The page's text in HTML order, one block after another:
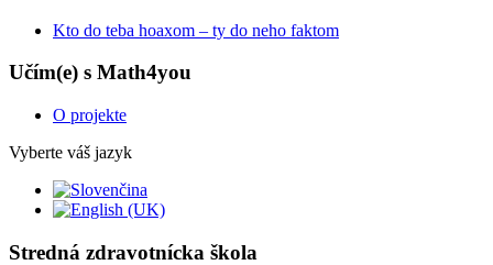
Kto do teba hoaxom – ty do neho faktom
Učím(e) s Math4you
O projekte
Vyberte váš jazyk
Stredná zdravotnícka škola